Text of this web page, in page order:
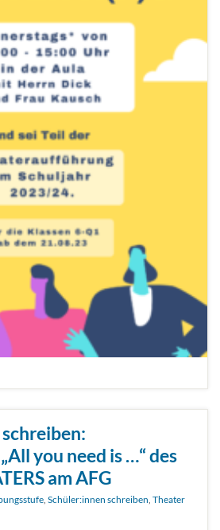
you need is …“ des
am AFG
, Schüler:innen schreiben, Theater